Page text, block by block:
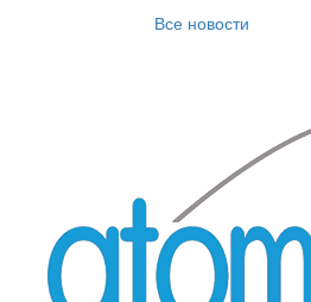
Все новости